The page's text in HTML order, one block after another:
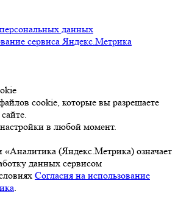
данных
сервиса Яндекс.Метрика
cookie, которые вы разрешаете
в любой момент.
«Аналитика (Яндекс.Метрика) означает
данных сервисом
Согласия на использование
.